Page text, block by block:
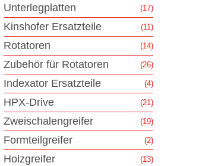
Unterlegplatten (17)
Kinshofer Ersatzteile (11)
Rotatoren (14)
Zubehör für Rotatoren (26)
Indexator Ersatzteile (4)
HPX-Drive (21)
Zweischalengreifer (19)
Formteilgreifer (2)
Holzgreifer (13)